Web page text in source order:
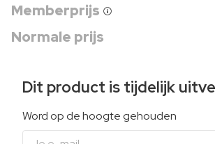
Memberprijs
Normale prijs
Dit product is tijdelijk
Word op de hoogte gehouden